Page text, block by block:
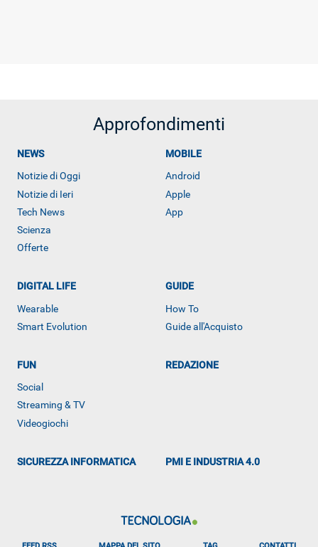
ALTRO
Approfondimenti
NEWS
Notizie di Oggi
Notizie di Ieri
Tech News
Scienza
Offerte
MOBILE
Android
Apple
App
DIGITAL LIFE
Wearable
Smart Evolution
GUIDE
How To
Guide all'Acquisto
FUN
Social
Streaming & TV
Videogiochi
REDAZIONE
SICUREZZA INFORMATICA PMI E INDUSTRIA 4.0